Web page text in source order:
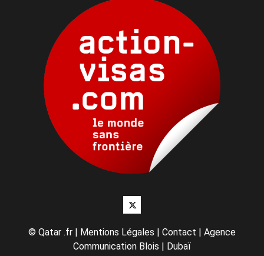
Twitter
© Qatar .fr | Mentions Légales | Contact | Agence
Communication Blois | Dubaï